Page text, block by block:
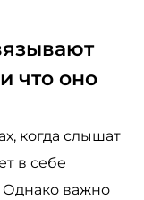
что оно
когда слышат
в себе
важно